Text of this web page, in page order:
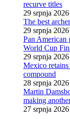
recurve titles
29 srpnja 2026
The best
29 srpnja 2026
Pan American
World Cup
29 srpnja 2026
Mexico
compound
28 srpnja 2026
Martin
making
27 srpnja 2026